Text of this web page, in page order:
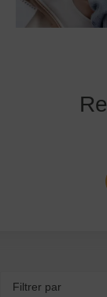
Filtrer par